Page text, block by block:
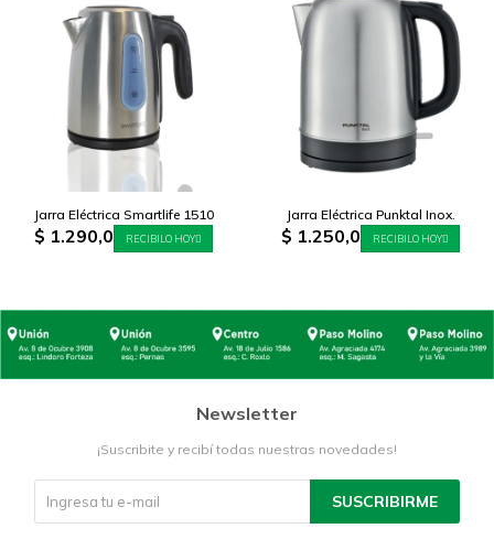
Jarra Eléctrica Smartlife 1510
$ 1.290,0 RECIBILO HOY
Jarra Eléctrica Punktal Inox.
$ 1.250,0 RECIBILO HOY
Newsletter
¡Suscribite y recibí todas nuestras novedades!
SUSCRIBIRME